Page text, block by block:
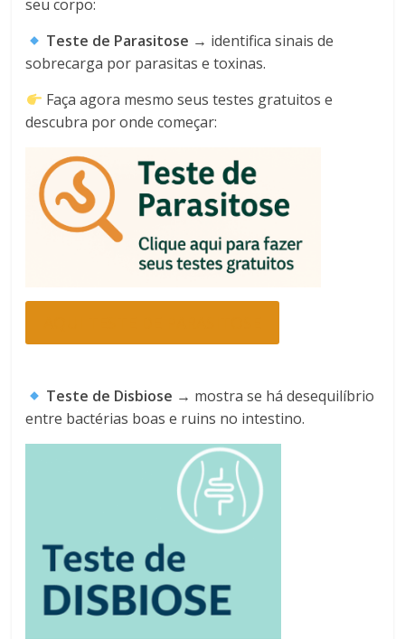
seu corpo:
Teste de Parasitose → identifica sinais de
sobrecarga por parasitas e toxinas.
Faça agora mesmo seus testes gratuitos e
descubra por onde começar:
Teste de Disbiose → mostra se há desequilíbrio
entre bactérias boas e ruins no intestino.